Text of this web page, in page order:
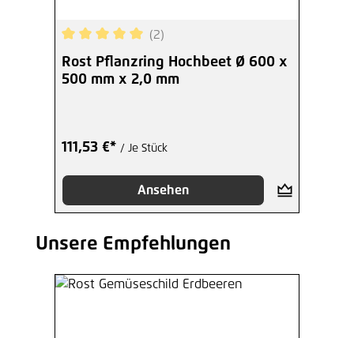
Durchschnittliche Bewertung von 5 von 5
(2)
Rost Pflanzring Hochbeet Ø 600 x
500 mm x 2,0 mm
111,53 €* / Je Stück
Ansehen
Produktgalerie überspringen
Unsere Empfehlungen